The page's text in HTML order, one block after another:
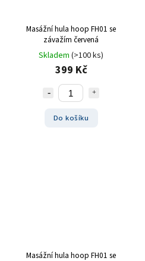
Masážní hula hoop FH01 se
závažím červená
Skladem (>100 ks)
399 Kč
Do košíku
Masážní hula hoop FH01 se